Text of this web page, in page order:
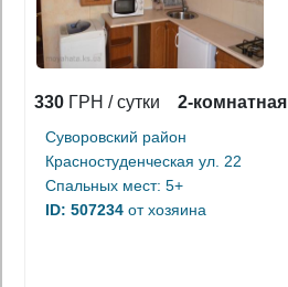
330 ГРН / сутки 2-комнатная
Суворовский район
Красностуденческая ул. 22
Спальных мест: 5+
ID: 507234 от хозяина